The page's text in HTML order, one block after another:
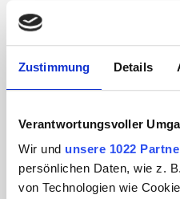
Zustimmung Details
Verantwortungsvoller
Wir und unsere 1022
persönlichen Daten, wie z.
von Technologien wie